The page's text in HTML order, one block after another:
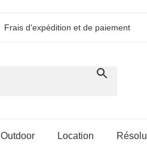
Frais d'expédition et de paiement
Outdoor Location Résolu